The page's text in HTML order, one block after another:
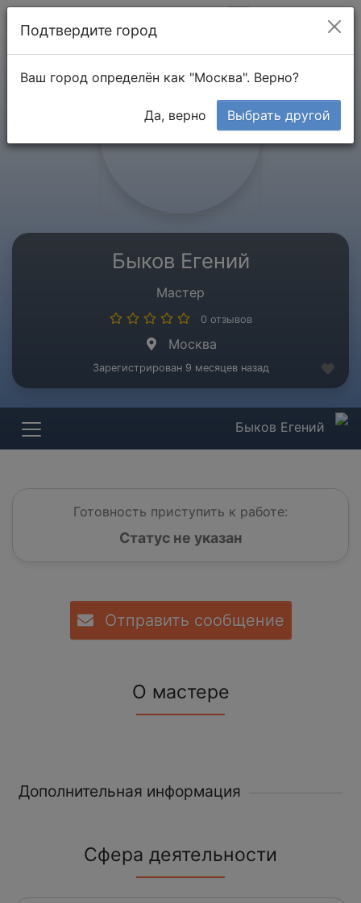
Быков Егений
Мастер
0 отзывов
Москва
Зарегистрирован 9 месяцев назад
Быков Егений
Готовность приступить к работе:
Статус не указан
Отправить сообщение
О мастере
Дополнительная информация
Сфера деятельности
Подтвердите город
Ваш город определён как "Москва". Верно?
Да, верно Выбрать другой